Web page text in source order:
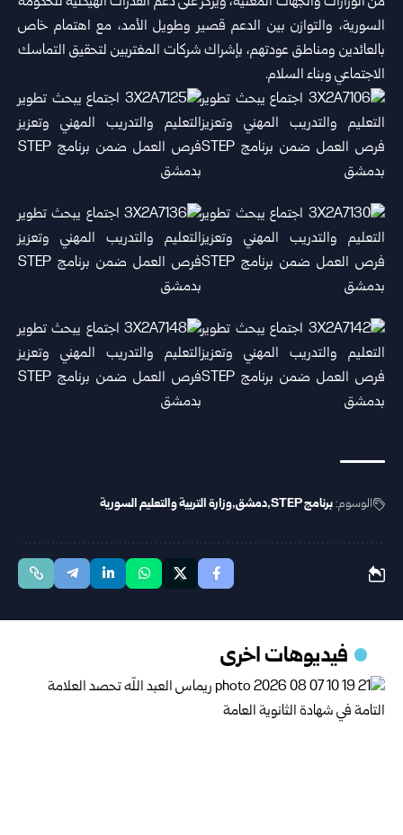
السورية، والتوازن بين الدعم قصير ‏وطويل الأمد، مع اهتمام خاص
بالعائدين ومناطق عودتهم، بإشراك شركات المغتربين لتحقيق التماسك
الاجتماعي وبناء السلام.‏
الوسوم:برنامج ‏STEP دمشق وزارة التربية والتعليم السورية
فيديوهات اخرى